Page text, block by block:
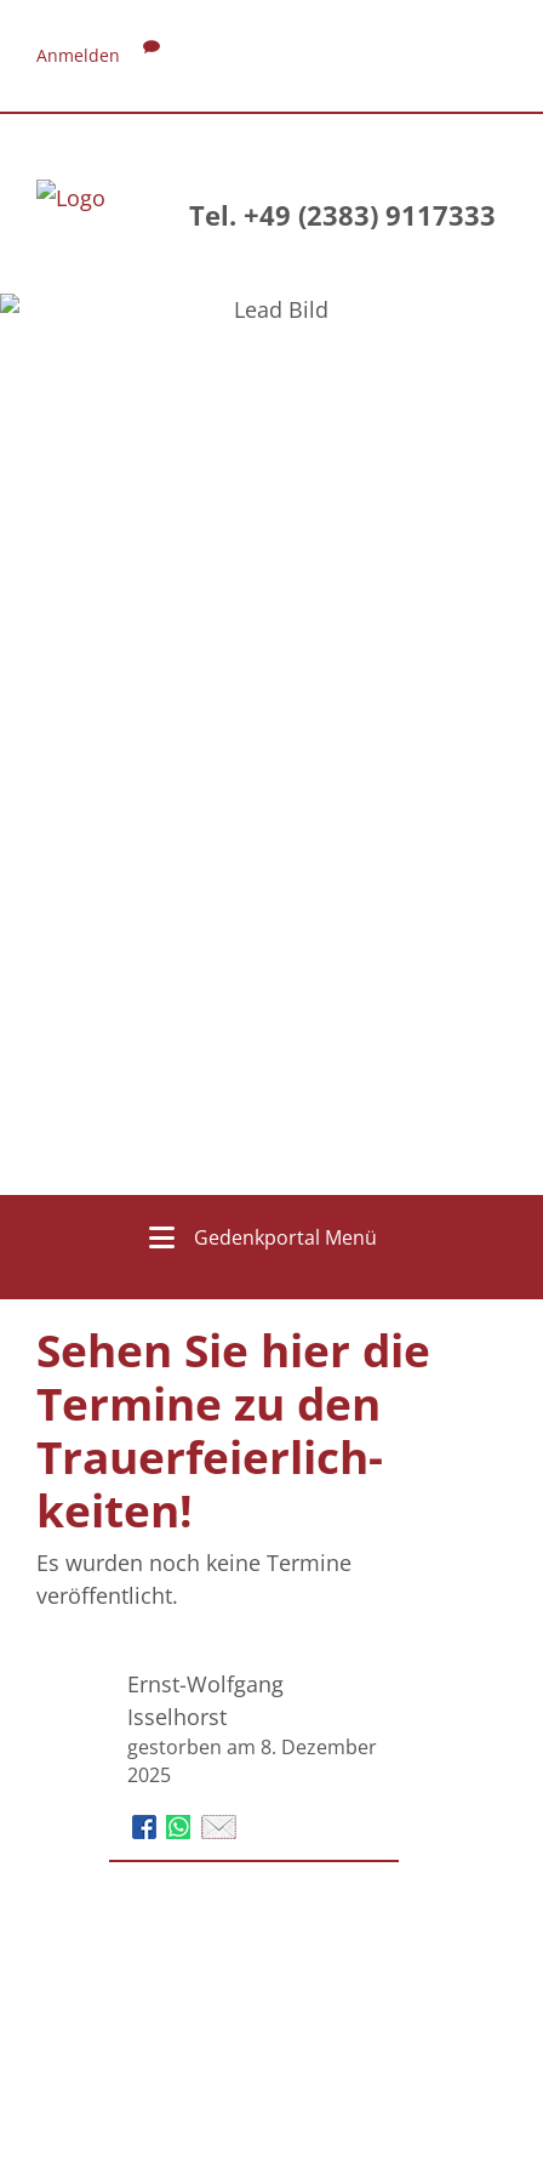
Anmelden
Tel. +49 (2383) 9117333
Gedenkportal Menü
Sehen Sie hier die
Termine zu den
Trauer­feierlich­
keiten!
Es wurden noch keine Termine
veröffentlicht.
Ernst-Wolfgang
Isselhorst
gestorben am 8. Dezember
2025